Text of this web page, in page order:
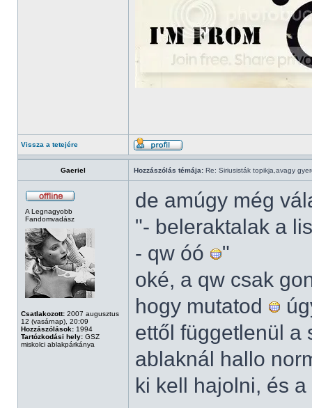
Vissza a tetejére
Gaeriel Hozzászólás témája: Re: Siriusisták topikja,avagy
A Legnagyobb
Fandomvadász
Csatlakozott: 2007 augusztus
12 (vasárnap), 20:09
Hozzászólások: 1994
Tartózkodási hely: GSZ
miskolci ablakpárkánya
de amúgy még
"- beleraktalak a
- qw óó
"
oké, a qw csak
hogy mutatod
ettől függetlenül a
ablaknál hallo
ki kell hajolni, és